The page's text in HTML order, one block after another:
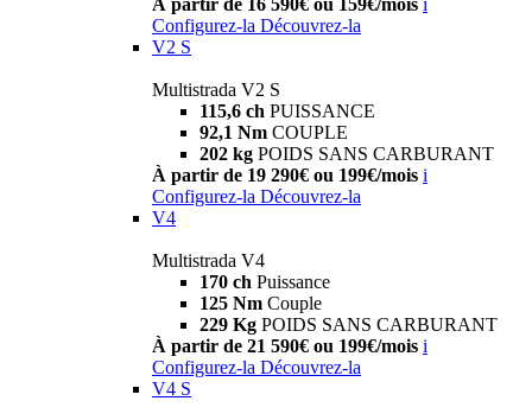
À partir de 16 590€ ou 159€/mois i
Configurez-la Découvrez-la
V2 S
Multistrada V2 S
115,6 ch PUISSANCE
92,1 Nm COUPLE
202 kg POIDS SANS CARBURANT
À partir de 19 290€ ou 199€/mois i
Configurez-la Découvrez-la
V4
Multistrada V4
170 ch Puissance
125 Nm Couple
229 Kg POIDS SANS CARBURANT
À partir de 21 590€ ou 199€/mois i
Configurez-la Découvrez-la
V4 S